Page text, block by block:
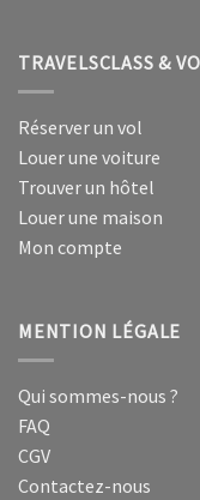
TRAVELSCLASS &
Réserver un vol
Louer une voiture
Trouver un hôtel
Louer une maison
Mon compte
MENTION LÉGALE
Qui sommes-nous ?
FAQ
CGV
Contactez-nous